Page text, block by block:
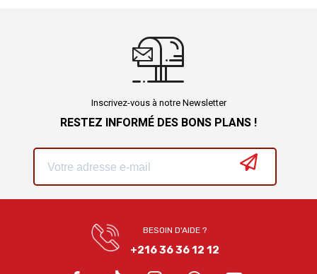
Inscrivez-vous à notre Newsletter
RESTEZ INFORMÉ DES BONS PLANS !
BESOIN D'AIDE ?
+216 36 36 12 12